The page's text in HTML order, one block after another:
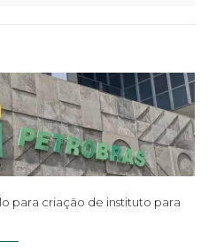
para criação de instituto para